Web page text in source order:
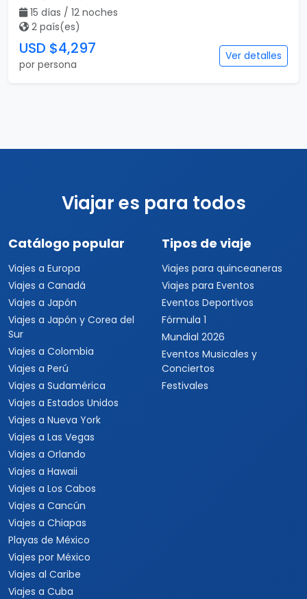
15 días / 12 noches
2 país(es)
USD $4,297
por persona
Ver detalles
Viajar es para todos
Catálogo popular
Viajes a Europa
Viajes a Canadá
Viajes a Japón
Viajes a Japón y Corea del
Sur
Viajes a Colombia
Viajes a Perú
Viajes a Sudamérica
Viajes a Estados Unidos
Viajes a Nueva York
Viajes a Las Vegas
Viajes a Orlando
Viajes a Hawaii
Viajes a Los Cabos
Viajes a Cancún
Viajes a Chiapas
Playas de México
Viajes por México
Viajes al Caribe
Viajes a Cuba
Tipos de viaje
Viajes para quinceaneras
Viajes para Eventos
Eventos Deportivos
Fórmula 1
Mundial 2026
Eventos Musicales y
Conciertos
Festivales